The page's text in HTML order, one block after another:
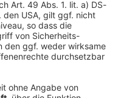
schwer